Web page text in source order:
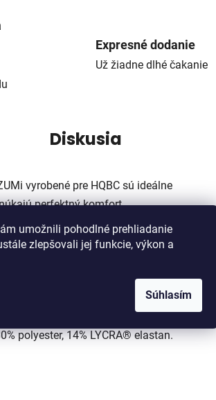
umožnili pohodlné prehliadanie
zlepšovali jej funkcie, výkon a
Súhlasím
Expresné dodanie
Už žiadne dlhé čakanie
Diskusia
vyrobené pre HQBC sú ideálne
perfektný komfort.
nakrčeniu tkaniny na jednom
lem pre ľahšie uchytenie.
a pravú stranu. Materiál je
úprava materiálu
to malo vplyv na priedušnosť
pre zvýšenú viditeľnosť v
polyester, 14% LYCRA® elastan.